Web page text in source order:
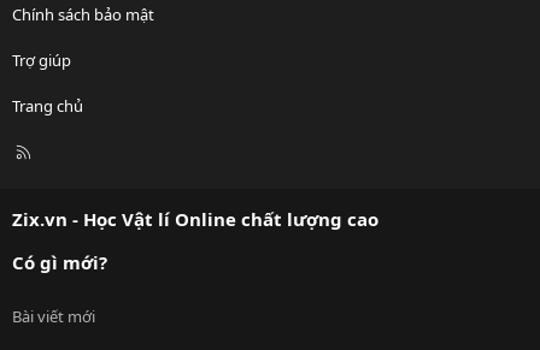
Chính sách bảo mật
Trợ giúp
Trang chủ
R
Zix.vn - Học Vật lí Online chất lượng cao
Có gì mới?
Bài viết mới